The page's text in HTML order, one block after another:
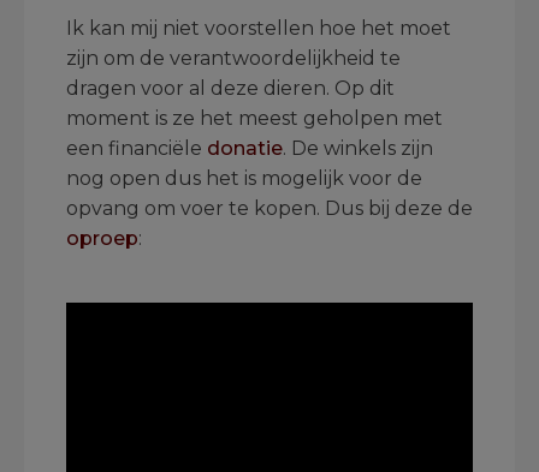
Ik kan mij niet voorstellen hoe het moet
zijn om de verantwoordelijkheid te
dragen voor al deze dieren. Op dit
moment is ze het meest geholpen met
een financiële donatie. De winkels zijn
nog open dus het is mogelijk voor de
opvang om voer te kopen. Dus bij deze de
oproep: